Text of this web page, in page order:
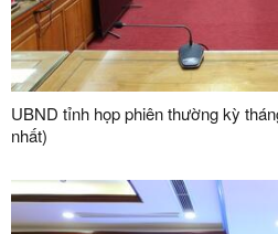
UBND tỉnh họp phiên thường kỳ
nhất)